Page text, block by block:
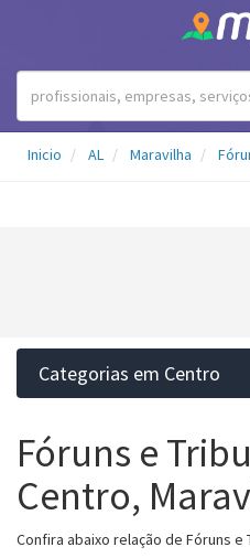
Inicio AL Maravilha
Categorias em Centro
Fóruns e
Centro,
Confira abaixo relação de Fóruns e